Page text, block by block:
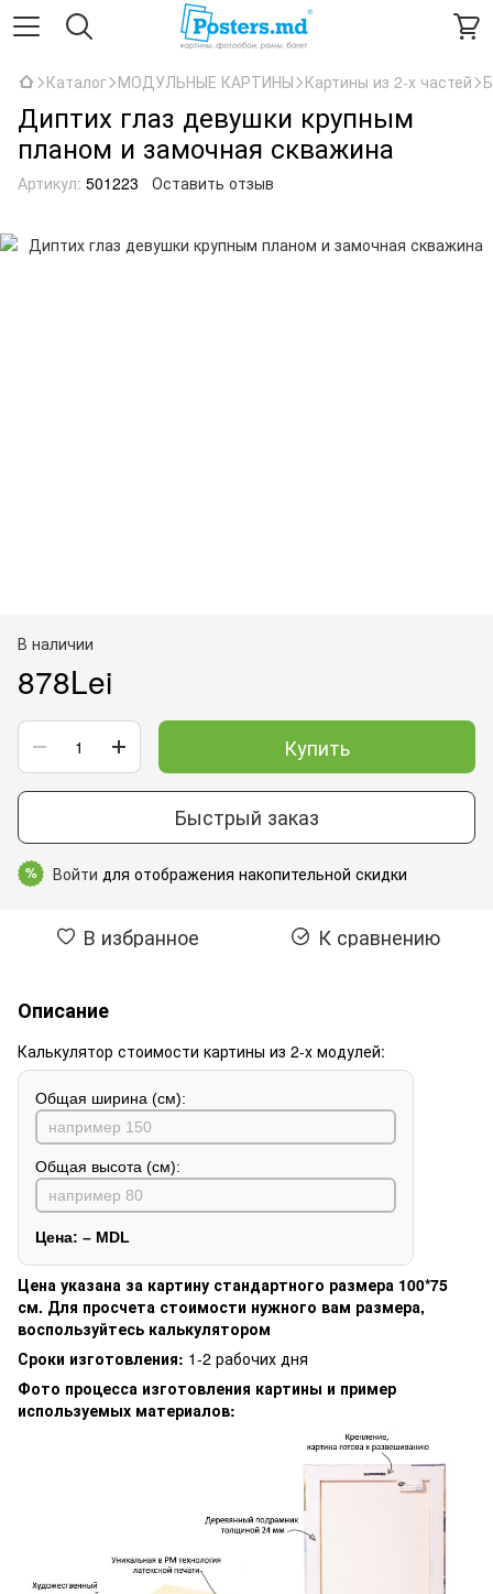
Каталог МОДУЛЬНЫЕ КАРТИНЫ Картины из 2-х частей
Диптих глаз девушки крупным
планом и замочная скважина
Артикул: 501223 Оставить отзыв
В наличии
878Lei
Купить
Быстрый заказ
% Войти для отображения накопительной скидки
В избранное К сравнению
Описание
Калькулятор стоимости картины из 2-х модулей:
Общая ширина (см):
Общая высота (см):
Цена: – MDL
Цена указана за картину стандартного размера 100*75
см. Для просчета стоимости нужного вам размера,
воспользуйтесь калькулятором
Сроки изготовления: 1-2 рабочих дня
Фото процесса изготовления картины и пример
используемых материалов: